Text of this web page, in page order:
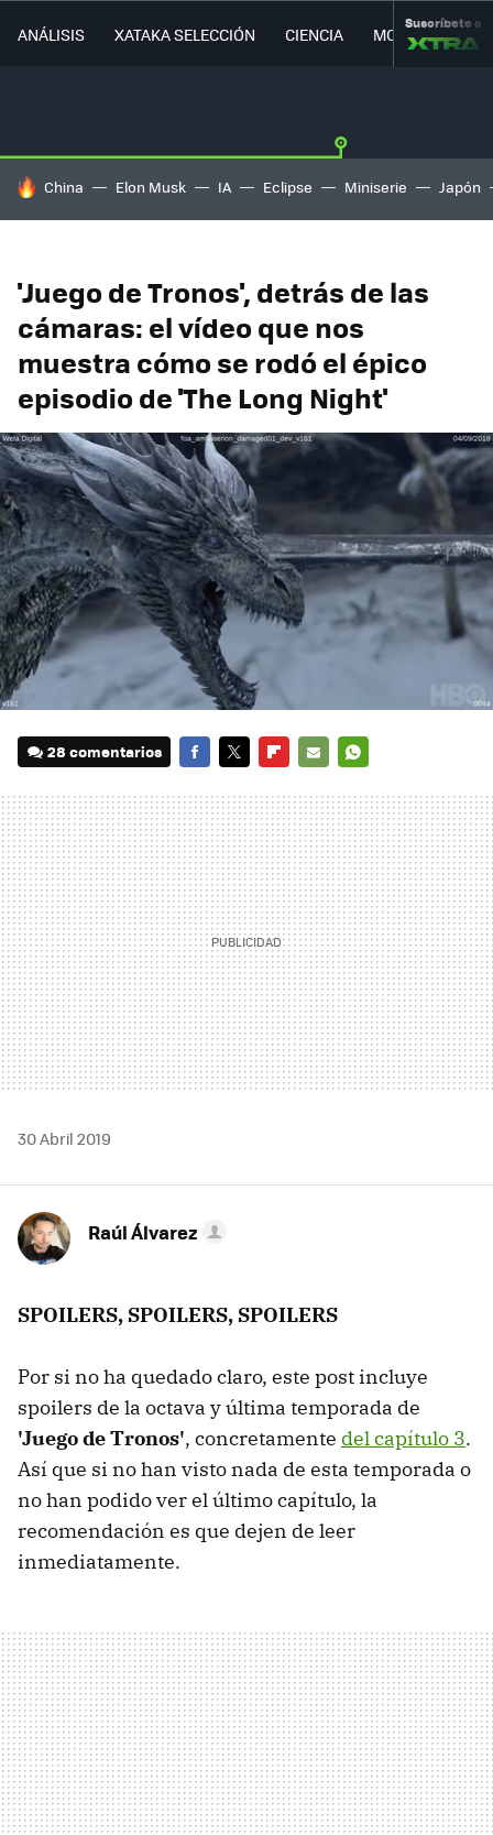
ANÁLISIS XATAKA SELECCIÓN CIENCIA MOVILIDAD
Suscríbete a
HOY SE HABLA DE
China Elon Musk IA Eclipse Miniserie Japón
'Juego de Tronos', detrás de las
cámaras: el vídeo que nos
muestra cómo se rodó el épico
episodio de 'The Long Night'
28 comentarios
MAIL
30 Abril 2019
Raúl Álvarez
SPOILERS, SPOILERS, SPOILERS
Por si no ha quedado claro, este post incluye
spoilers de la octava y última temporada de
'Juego de Tronos', concretamente del capítulo 3.
Así que si no han visto nada de esta temporada o
no han podido ver el último capítulo, la
recomendación es que dejen de leer
inmediatamente.